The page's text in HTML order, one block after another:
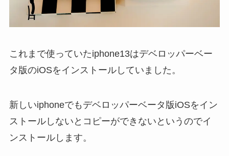
これまで使っていたiphone13はデベロッパーベー
タ版のiOSをインストールしていました。
新しいiphoneでもデベロッパーベータ版iOSをイン
ストールしないとコピーができないというのでイ
ンストールします。